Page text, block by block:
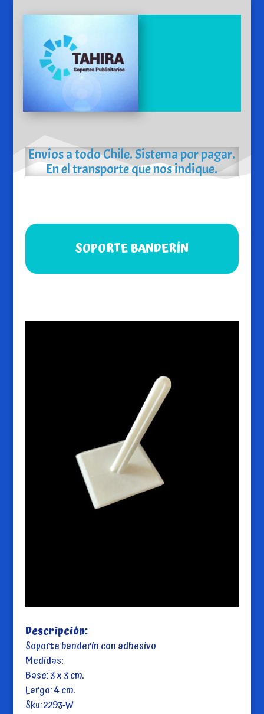
Envios a todo Chile. Sistema por pagar.
En el transporte que nos indique.
SOPORTE BANDERÍN
Descripción:
Soporte banderín con adhesivo
Medidas:
Base: 3 x 3 cm.
Largo: 4 cm.
Sku: 2293-W